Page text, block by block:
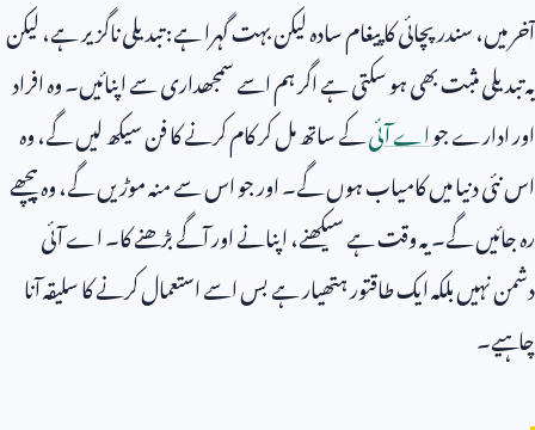
آخر میں، سندر پچائی کا پیغام سادہ لیکن بہت گہرا ہے: تبدیلی ناگزیر ہے، لیکن
یہ تبدیلی مثبت بھی ہو سکتی ہے اگر ہم اسے سمجھداری سے اپنائیں۔ وہ افراد
اور ادارے جواے آئیکے ساتھ مل کر کام کرنے کا فن سیکھ لیں گے، وہ
اس نئی دنیا میں کامیاب ہوں گے۔ اور جو اس سے منہ موڑیں گے، وہ پیچھے
رہ جائیں گے۔ یہ وقت ہے سیکھنے، اپنانے اور آگے بڑھنے کا۔ اے آئی
دشمن نہیں بلکہ ایک طاقتور ہتھیار ہے بس اسے استعمال کرنے کا سلیقہ آنا
چاہیے۔